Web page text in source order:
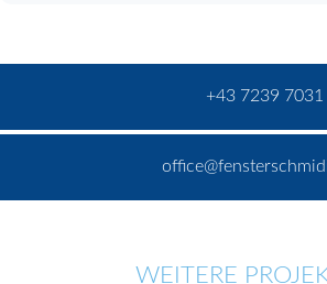
+43 7239 7031
WEITERE